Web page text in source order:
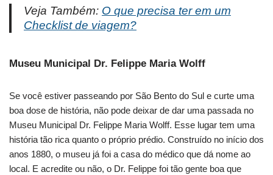
Veja Também: O que precisa ter em um
Checklist de viagem?
Museu Municipal Dr. Felippe Maria Wolff
Se você estiver passeando por São Bento do Sul e curte uma
boa dose de história, não pode deixar de dar uma passada no
Museu Municipal Dr. Felippe Maria Wolff. Esse lugar tem uma
história tão rica quanto o próprio prédio. Construído no início dos
anos 1880, o museu já foi a casa do médico que dá nome ao
local. E acredite ou não, o Dr. Felippe foi tão gente boa que